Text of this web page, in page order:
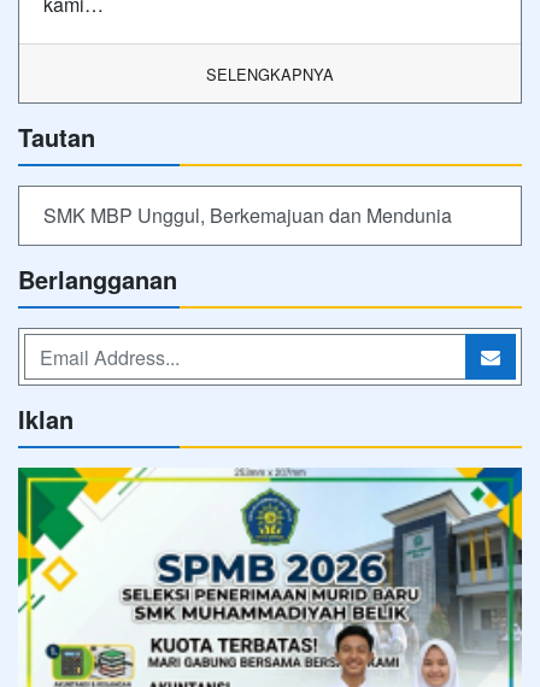
SELENGKAPNYA
Tautan
SMK MBP Unggul, Berkemajuan dan Mendunia
Berlangganan
Iklan